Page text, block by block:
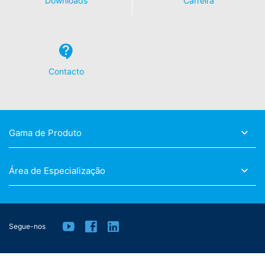
Contacto
Gama de Produto
Área de Especialização
Segue-nos
website (incluindo o endereço IP) sejam passados ​​para
navegador disponível no seguinte link:
https://tools.google.com/dlpage/gaoptout?hl=en
Objetivo da recolha de dados
definido para impedir que os seus dados sejam
Disable Google Analytics
trata os dados do usuário, consulte a política de
privacidade do Google:
Processamento de dados terceirizados
processamento de dados e implementar totalmente os